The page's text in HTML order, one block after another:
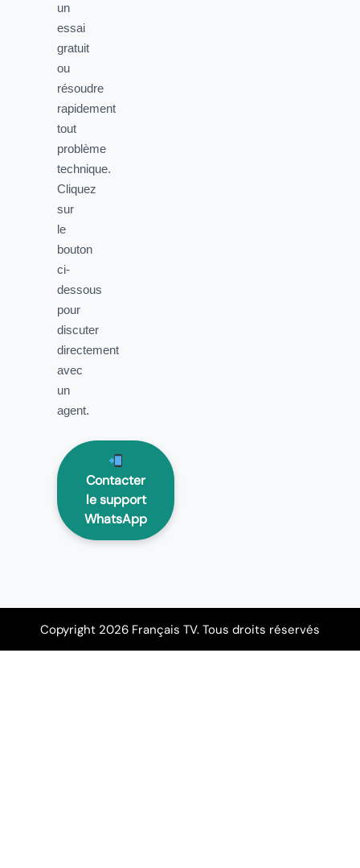
un
essai
gratuit
ou
résoudre
rapidement
tout
problème
technique.
Cliquez
sur
le
bouton
ci-
dessous
pour
discuter
directement
avec
un
agent.
Contacter
le support
WhatsApp
Copyright 2026 Français TV. Tous droits réservés